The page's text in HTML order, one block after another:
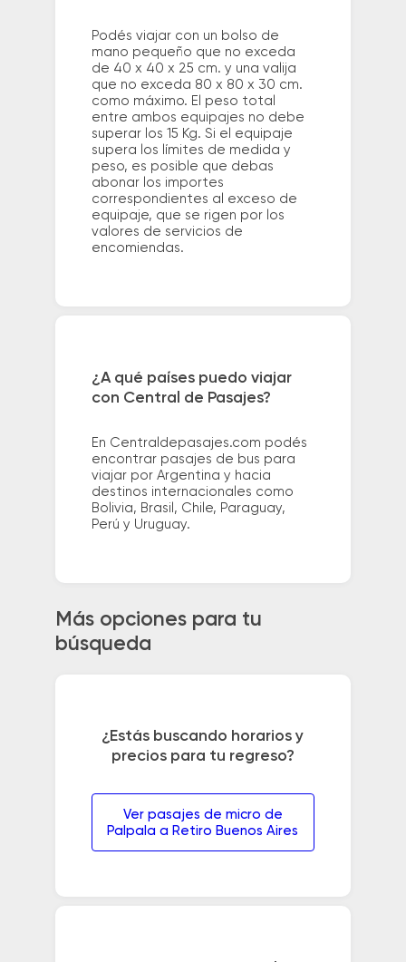
Podés viajar con un bolso de
mano pequeño que no exceda
de 40 x 40 x 25 cm. y una valija
que no exceda 80 x 80 x 30 cm.
como máximo. El peso total
entre ambos equipajes no debe
superar los 15 Kg. Si el equipaje
supera los límites de medida y
peso, es posible que debas
abonar los importes
correspondientes al exceso de
equipaje, que se rigen por los
valores de servicios de
encomiendas.
¿A qué países puedo viajar
con Central de Pasajes?
En Centraldepasajes.com podés
encontrar pasajes de bus para
viajar por Argentina y hacia
destinos internacionales como
Bolivia, Brasil, Chile, Paraguay,
Perú y Uruguay.
Más opciones para tu
búsqueda
¿Estás buscando horarios y
precios para tu regreso?
Ver pasajes de micro de
Palpala a Retiro Buenos Aires